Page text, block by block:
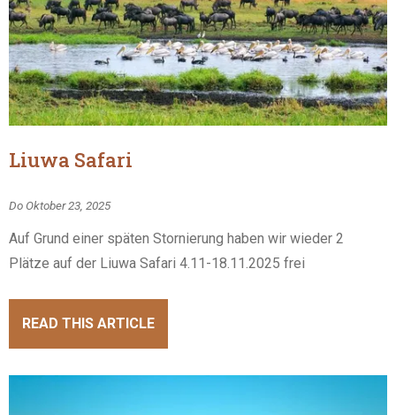
Liuwa Safari
Do Oktober 23, 2025
Auf Grund einer späten Stornierung haben wir wieder 2
Plätze auf der Liuwa Safari 4.11-18.11.2025 frei
READ THIS ARTICLE